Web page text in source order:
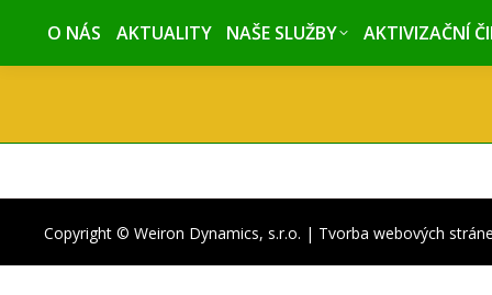
O NÁS AKTUALITY NAŠE SLUŽBY AKTIVIZAČNÍ
Copyright © Weiron Dynamics, s.r.o. | Tvorba webových
O NÁS AKTUALITY NAŠE SLUŽBY AKTIVIZAČNÍ